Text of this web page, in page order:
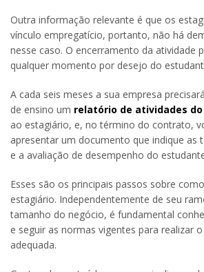
Outra informação relevante é que os
vínculo empregatício, portanto, não há
nesse caso. O encerramento da atividade
qualquer momento por desejo do
A cada seis meses a sua empresa
de ensino um relatório de atividades
ao estagiário, e, no término do contrato,
apresentar um documento que indique as
e a avaliação de desempenho do
Esses são os principais passos sobre
estagiário. Independentemente de seu
tamanho do negócio, é fundamental
e seguir as normas vigentes para realizar
adequada.